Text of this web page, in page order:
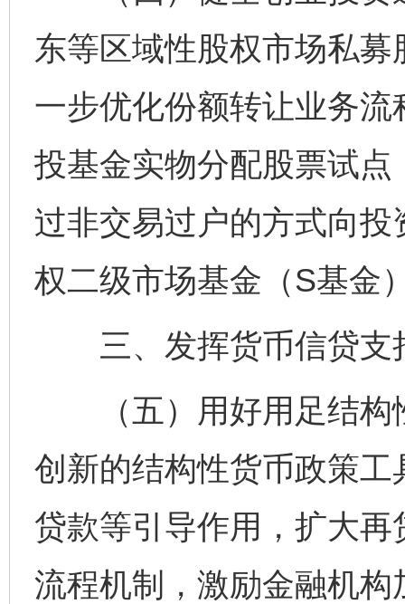
东等区域性股权市场私
一步优化份额转让业务
投基金实物分配股票试
过非交易过户的方式向
权二级市场基金（S基金
三、发挥货币信贷支
（五）用好用足结构
创新的结构性货币政策
贷款等引导作用，扩大
流程机制，激励金融机